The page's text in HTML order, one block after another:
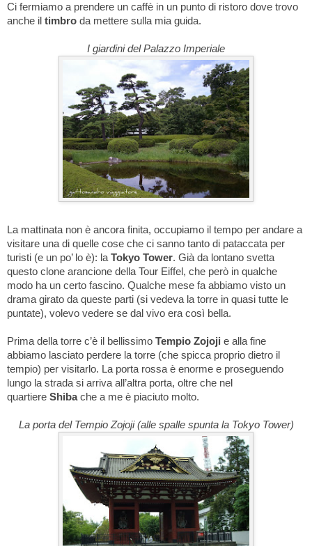
Ci fermiamo a prendere un caffè in un punto di ristoro dove trovo
anche il timbro da mettere sulla mia guida.
I giardini del Palazzo Imperiale
La mattinata non è ancora finita, occupiamo il tempo per andare a
visitare una di quelle cose che ci sanno tanto di pataccata per
turisti (e un po’ lo è): la Tokyo Tower. Già da lontano svetta
questo clone arancione della Tour Eiffel, che però in qualche
modo ha un certo fascino. Qualche mese fa abbiamo visto un
drama girato da queste parti (si vedeva la torre in quasi tutte le
puntate), volevo vedere se dal vivo era così bella.
Prima della torre c’è il bellissimo Tempio Zojoji e alla fine
abbiamo lasciato perdere la torre (che spicca proprio dietro il
tempio) per visitarlo. La porta rossa è enorme e proseguendo
lungo la strada si arriva all’altra porta, oltre che nel
quartiere Shibache a me è piaciuto molto.
La porta del Tempio Zojoji (alle spalle spunta la Tokyo Tower)